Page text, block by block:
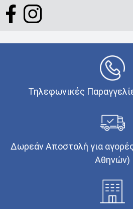
Τηλεφωνικές
Δωρεάν Αποστολή για
Αθηνών)